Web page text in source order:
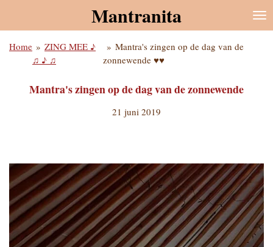
de
hoofdinhoud
Mantranita
Home » ZING MEE ♪
♫ ♪ ♫
» Mantra's zingen op de dag van de
zonnewende ♥♥
Mantra's zingen op de dag van de zonnewende
21 juni 2019